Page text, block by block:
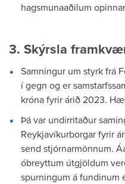
hagsmunaaðilum
3. Skýrsla
Samningur um styrk frá
í gegn og er
króna fyrir árið 2023.
Þá var undirritaður
Reykjavíkurborgar fyrir
send stjórnarmönnum.
óbreyttum útgjöldum
spurningum á fundinum